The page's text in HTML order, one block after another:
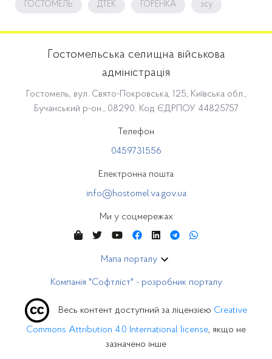
ГОСТОМЕЛЬ ДТЕК ГОРЕНКА зсу
Гостомельська селищна військова
адміністрація
Гостомель, вул. Свято-Покровська, 125, Київська обл.,
Бучанський р-он., 08290. Код ЄДРПОУ 44825757
Телефон
0459731556
Електронна пошта
info@hostomel.va.gov.ua
Ми у соцмережах
Мапа порталу
Компанія "Софтліст" - розробник порталу
Весь контент доступний за ліцензією Creative
Commons Attribution 4.0 International license, якщо не
зазначено інше